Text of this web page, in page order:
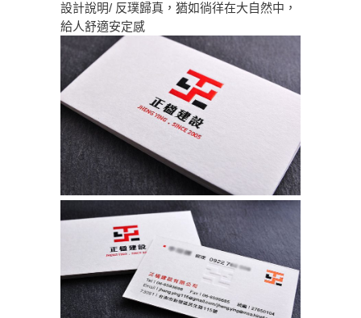
設計說明/ 反璞歸真，猶如徜徉在大自然中，
給人舒適安定感